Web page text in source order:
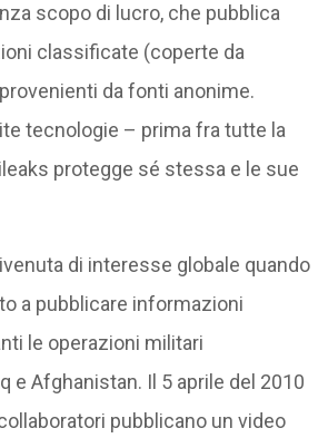
scopo di lucro, che pubblica
classificate (coperte da
da fonti anonime.
tecnologie – prima fra tutte la
protegge sé stessa e le sue
di interesse globale quando
a pubblicare informazioni
le operazioni militari
e Afghanistan. Il 5 aprile del 2010
pubblicano un video